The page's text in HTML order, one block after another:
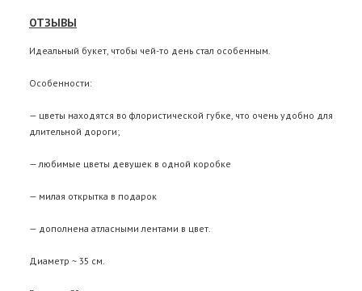
ОТЗЫВЫ
Идеальный букет, чтобы чей-то день стал особенным.
Особенности:
— цветы находятся во флористической губке, что очень удобно для
длительной дороги;
— любимые цветы девушек в одной коробке
— милая открытка в подарок
— дополнена атласными лентами в цвет.
Диаметр ~ 35 см.